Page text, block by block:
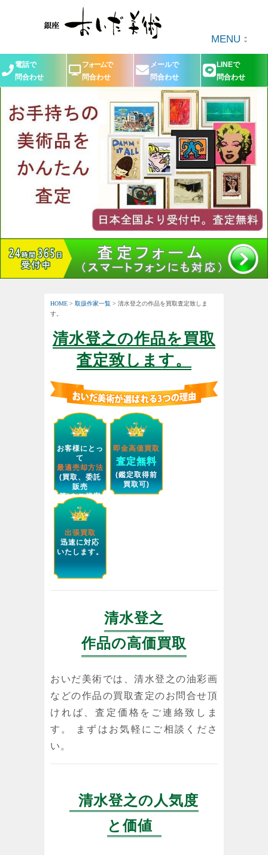
MENU
電話で
問合わせ
フォームで
問合わせ
メールで
問合わせ
LINEで
問合わせ
HOME > 取扱作家一覧 > 清水登之の作品を買取査定致しま
す。
清水登之の作品を買取
査定致します。
お客様にとっ
て
最適売却方法
(買取、委託
販売
等)をご提案
します。
即金高価買取
査定無料
(鑑定取得前
買取可)
出張買取
迅速に対応
いたします。
清水登之
作品の高価買取
おいだ美術では、清水登之の油彩画
などの作品の買取査定のお問合せ頂
ければ、査定価格をご連絡致しま
す。 まずはお気軽にご相談くださ
い。
清水登之の人気度
と価値